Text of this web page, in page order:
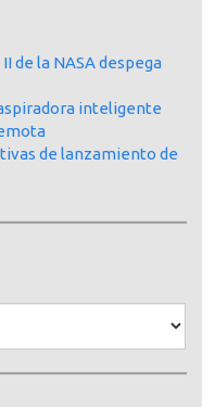
de la NASA despega
inteligente
de lanzamiento de